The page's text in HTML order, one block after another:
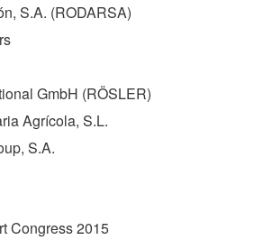
S.A. (RODARSA)
GmbH (RÖSLER)
Agrícola, S.L.
S.A.
Congress 2015